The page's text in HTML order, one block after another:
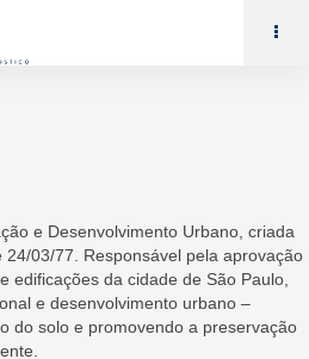
e Desenvolvimento Urbano, criada
24/03/77. Responsável pela aprovação
edificações da cidade de São Paulo,
e desenvolvimento urbano –
do solo e promovendo a preservação